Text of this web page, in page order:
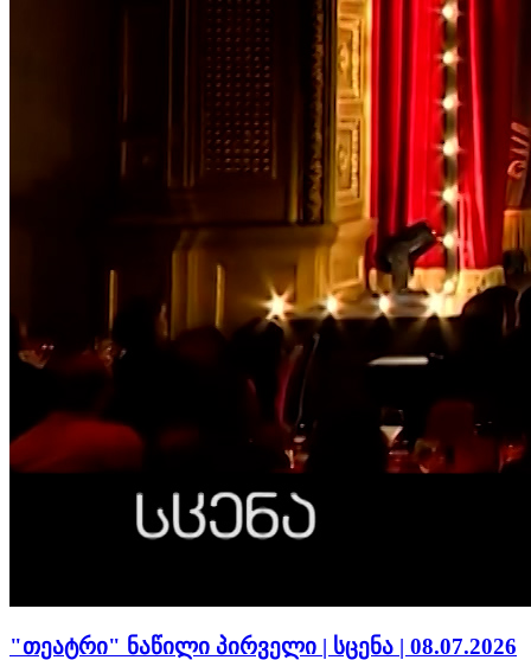
"თეატრი" ნაწილი პირველი | სცენა | 08.07.2026